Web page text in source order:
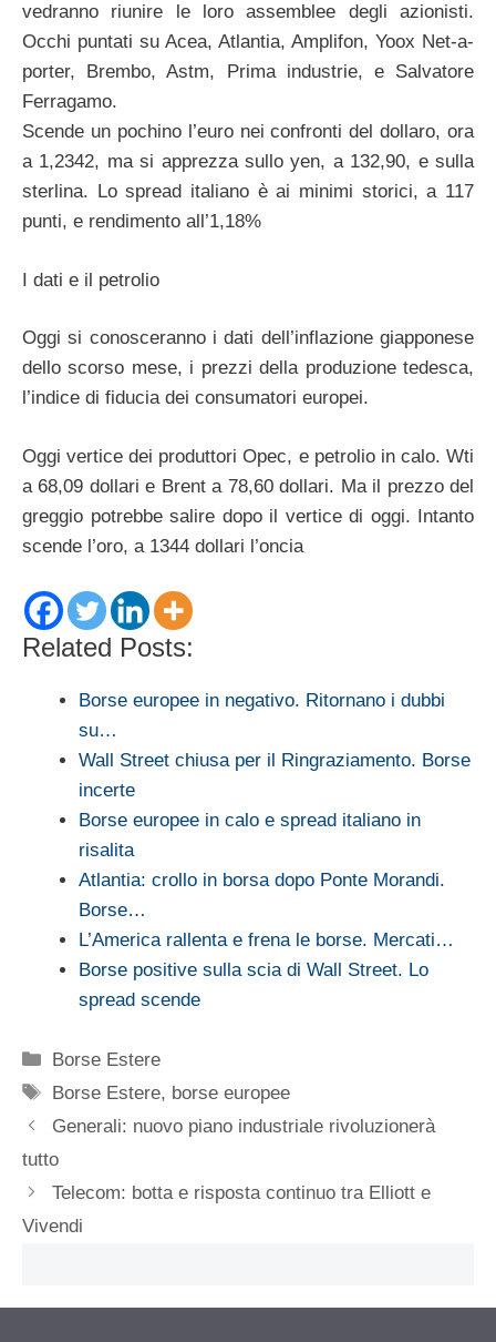
vedranno riunire le loro assemblee degli azionisti.
Occhi puntati su Acea, Atlantia, Amplifon, Yoox Net-a-
porter, Brembo, Astm, Prima industrie, e Salvatore
Ferragamo.
Scende un pochino l’euro nei confronti del dollaro, ora
a 1,2342, ma si apprezza sullo yen, a 132,90, e sulla
sterlina. Lo spread italiano è ai minimi storici, a 117
punti, e rendimento all’1,18%
I dati e il petrolio
Oggi si conosceranno i dati dell’inflazione giapponese
dello scorso mese, i prezzi della produzione tedesca,
l’indice di fiducia dei consumatori europei.
Oggi vertice dei produttori Opec, e petrolio in calo. Wti
a 68,09 dollari e Brent a 78,60 dollari. Ma il prezzo del
greggio potrebbe salire dopo il vertice di oggi. Intanto
scende l’oro, a 1344 dollari l’oncia
Related Posts:
Borse europee in negativo. Ritornano i dubbi
su…
Wall Street chiusa per il Ringraziamento. Borse
incerte
Borse europee in calo e spread italiano in
risalita
Atlantia: crollo in borsa dopo Ponte Morandi.
Borse…
L’America rallenta e frena le borse. Mercati…
Borse positive sulla scia di Wall Street. Lo
spread scende
Categorie
Borse Estere
Tag
Borse Estere, borse europee
Generali: nuovo piano industriale rivoluzionerà
tutto
Telecom: botta e risposta continuo tra Elliott e
Vivendi